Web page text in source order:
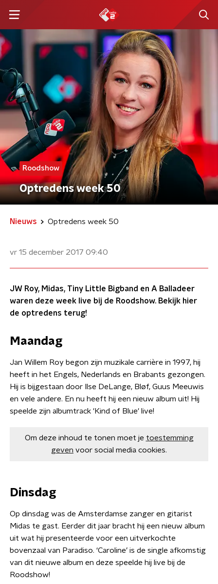
Roodshow
Optredens week 50
Nieuws Optredens week 50
vr 15 december 2017 09:40
JW Roy, Midas, Tiny Little Bigband en A Balladeer
waren deze week live bij de Roodshow. Bekijk hier
de optredens terug!
Maandag
Jan Willem Roy begon zijn muzikale carrière in 1997, hij
heeft in het Engels, Nederlands en Brabants gezongen.
Hij is bijgestaan door Ilse DeLange, Bløf, Guus Meeuwis
en vele andere. En nu heeft hij een nieuw album uit! Hij
speelde zijn albumtrack 'Kind of Blue' live!
Om deze inhoud te tonen moet je toestemming
geven voor social media cookies.
Dinsdag
Op dinsdag was de Amsterdamse zanger en gitarist
Midas te gast. Eerder dit jaar bracht hij een nieuw album
uit wat hij presenteerde voor een uitverkochte
bovenzaal van Paradiso. ‘Caroline’ is de single afkomstig
van dit nieuwe album en deze speelde hij live bij de
Roodshow!